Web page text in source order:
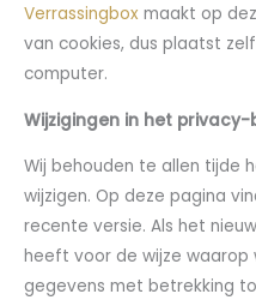
Verrassingbox maakt op
van cookies, dus plaatst
computer.
Wijzigingen in het privacy-
Wij behouden te allen tijde
wijzigen. Op deze pagina
recente versie. Als het
heeft voor de wijze waarop
gegevens met betrekking